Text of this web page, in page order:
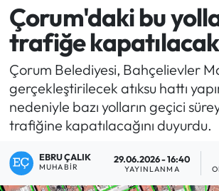
Çorum'daki bu
trafiğe kapatılacak
Çorum Belediyesi, Bahçelievler
gerçekleştirilecek atıksu hattı
nedeniyle bazı yolların geçici
trafiğine kapatılacağını duyurdu.
EBRU ÇALIK
MUHABIR
29.06.2026 - 16:40
YAYINLANMA
Bilgi - Keşfet Haberleri
Bilim ve Teknoloji
Boğazkale Haberleri
Çorum Haberleri
Çorum Son Dakika Haberleri
Çorum Namaz Vakitleri
Çorum Trafik Yoğunluk Haritası
TFF 1.Lig Puan Durumu ve Fikstür
Tüm Manşetler
Son Dakika Haberleri